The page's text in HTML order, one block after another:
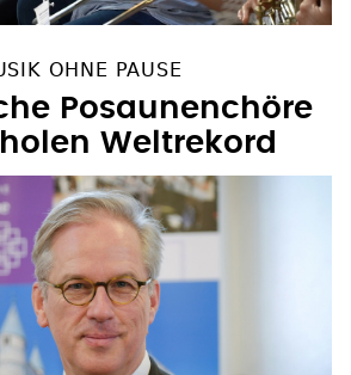
OHNE PAUSE
Posaunenchöre
Weltrekord